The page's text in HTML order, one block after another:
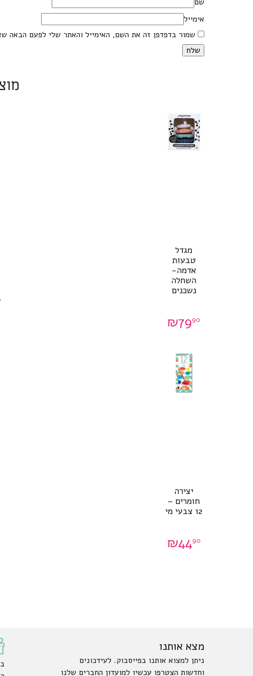
אימייל
שמור בדפדפן זה את השם, האימייל והאתר שלי לפעם הבאה
מגדל
טבעות
אדמה-
השחלה
נשכנים
₪7990
יצירה
חומרים –
12 צבעי מי
₪4490
מצא אותנו
ניתן למצוא אותנו בפייסבוק. לעידכונים
וחדשות הצטרפו עכשיו למועדון החברים שלנו